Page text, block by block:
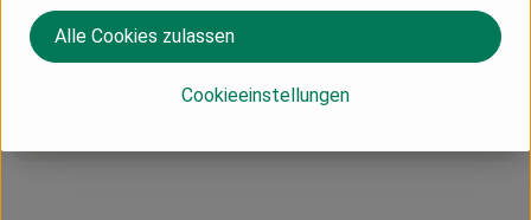
Cambium Compagnie
✓ Enthält Sulfite
Cookieeinstellungen
Alle Cookies zulassen